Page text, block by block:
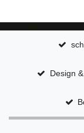
Design